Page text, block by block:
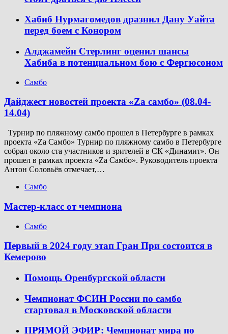
Хабиб Нурмагомедов дразнил Дану Уайта
перед боем с Конором
Алджамейн Стерлинг оценил шансы
Хабиба в потенциальном бою с Фергюсоном
Самбо
Дайджест новостей проекта «Zа самбо» (08.04-
14.04)
Турнир по пляжному самбо прошел в Петербурге в рамках
проекта «Za Самбо» Турнир по пляжному самбо в Петербурге
собрал около ста участников и зрителей в СК «Динамит». Он
прошел в рамках проекта «Za Самбо». Руководитель проекта
Антон Соловьёв отмечает,…
Самбо
Мастер-класс от чемпиона
Самбо
Первый в 2024 году этап Гран При состоится в
Кемерово
Помощь Оренбургской области
Чемпионат ФСИН России по самбо
стартовал в Московской области
ПРЯМОЙ ЭФИР: Чемпионат мира по